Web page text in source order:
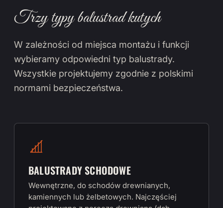
Trzy typy balustrad kutych
W zależności od miejsca montażu i funkcji
wybieramy odpowiedni typ balustrady.
Wszystkie projektujemy zgodnie z polskimi
normami bezpieczeństwa.
BALUSTRADY SCHODOWE
Wewnętrzne, do schodów drewnianych,
kamiennych lub żelbetowych. Najczęściej